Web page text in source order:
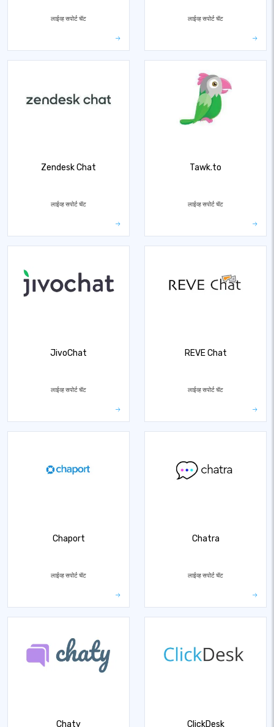
लाईव्ह सपोर्ट चॅट लाईव्ह सपोर्ट चॅट
Zendesk Chat
लाईव्ह सपोर्ट चॅट
Tawk.to
लाईव्ह सपोर्ट चॅट
JivoChat
लाईव्ह सपोर्ट चॅट
REVE Chat
लाईव्ह सपोर्ट चॅट
Chaport
लाईव्ह सपोर्ट चॅट
Chatra
लाईव्ह सपोर्ट चॅट
Chaty ClickDesk